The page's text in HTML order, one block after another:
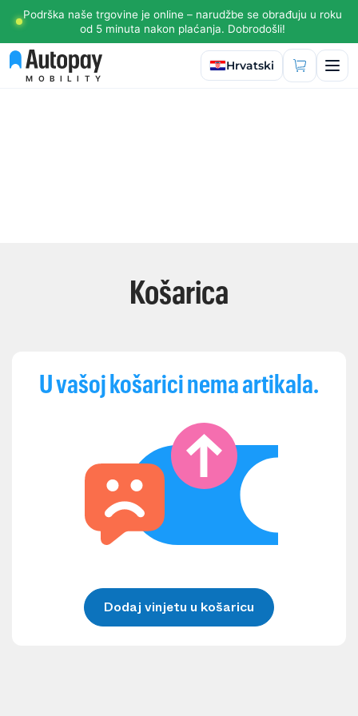
Podrška naše trgovine je online – narudžbe se obrađuju u roku
od 5 minuta nakon plaćanja. Dobrodošli!
MOBILITY
Odaberite jezik
Hrvatski
Košarica
U vašoj košarici nema artikala.
Dodaj vinjetu u košaricu